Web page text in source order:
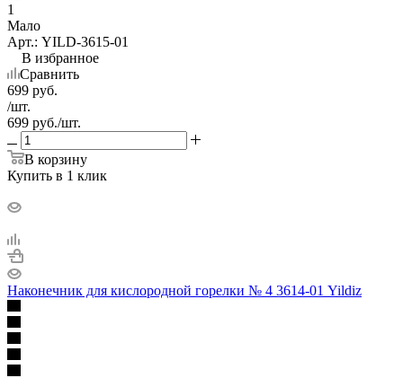
1
Мало
Арт.: YILD-3615-01
В избранное
Сравнить
699 руб.
/шт.
699 руб./шт.
В корзину
Купить в 1 клик
Наконечник для кислородной горелки № 4 3614-01 Yildiz